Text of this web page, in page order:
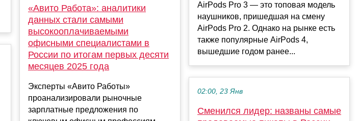
«Авито Работа»: аналитики
данных стали самыми
высокооплачиваемыми
офисными специалистами в
России по итогам первых десяти
месяцев 2025 года
Эксперты «Авито Работы»
проанализировали рыночные
зарплатные предложения по
AirPods Pro 3 — это топовая модель
наушников, пришедшая на смену
AirPods Pro 2. Однако на рынке есть
также популярные AirPods 4,
вышедшие годом ранее...
02:00, 23 Янв
Сменился лидер: названы самые